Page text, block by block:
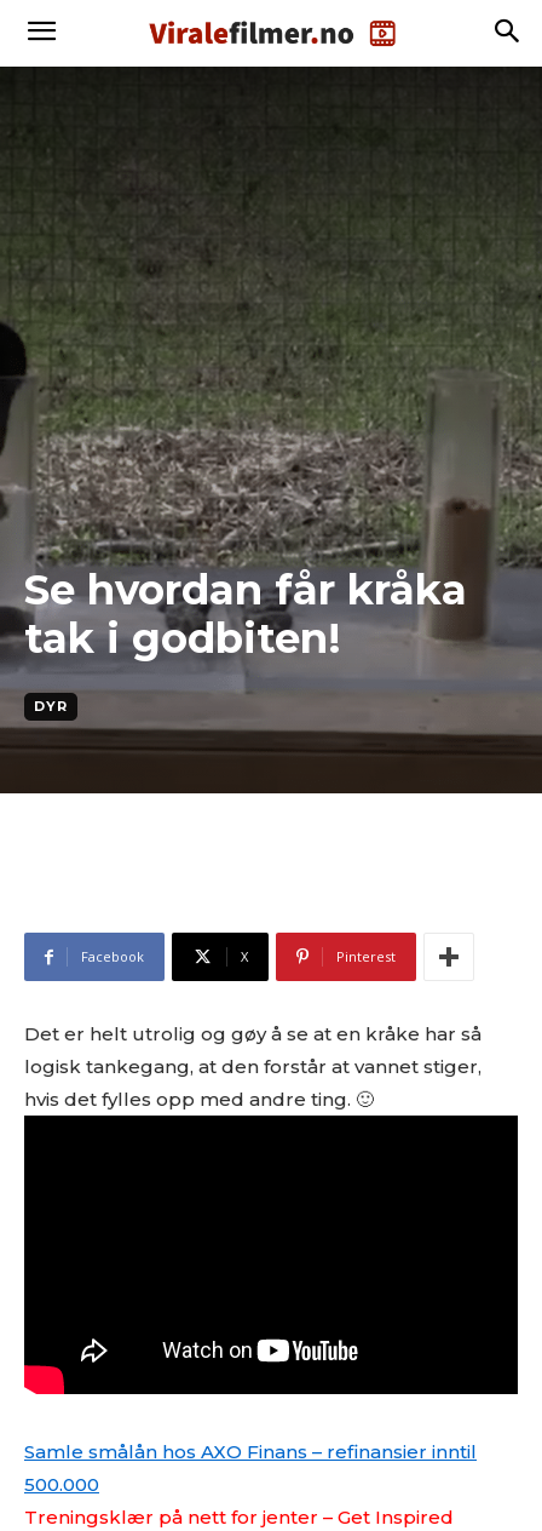
Se hvordan får kråka
tak i godbiten!
DYR
Facebook X Pinterest
Det er helt utrolig og gøy å se at en kråke har så
logisk tankegang, at den forstår at vannet stiger,
hvis det fylles opp med andre ting. 🙂
Samle smålån hos AXO Finans – refinansier inntil
500.000
Treningsklær på nett for jenter – Get Inspired